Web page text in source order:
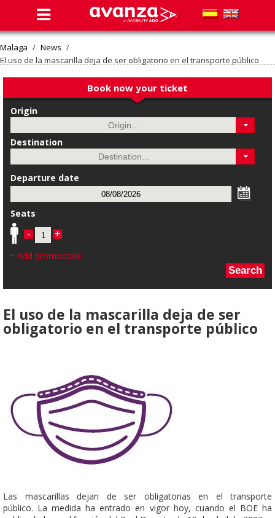
Malaga / News /
El uso de la mascarilla deja de ser obligatorio en el transporte público
Book now your ticket
Origin
Destination
Departure date
Seats
- +
+ Add promocode
Search
El uso de la mascarilla deja de ser
obligatorio en el transporte público
Las mascarillas dejan de ser obligatorias en el transporte
público. La medida ha entrado en vigor hoy, cuando el BOE ha